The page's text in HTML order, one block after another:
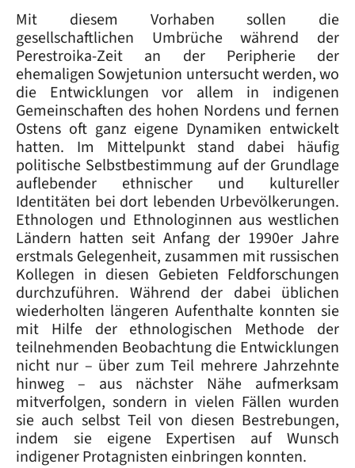
Mit diesem Vorhaben sollen die
gesellschaftlichen Umbrüche während der
Perestroika-Zeit an der Peripherie der
ehemaligen Sowjetunion untersucht werden, wo
die Entwicklungen vor allem in indigenen
Gemeinschaften des hohen Nordens und fernen
Ostens oft ganz eigene Dynamiken entwickelt
hatten. Im Mittelpunkt stand dabei häufig
politische Selbstbestimmung auf der Grundlage
auflebender ethnischer und kultureller
Identitäten bei dort lebenden Urbevölkerungen.
Ethnologen und Ethnologinnen aus westlichen
Ländern hatten seit Anfang der 1990er Jahre
erstmals Gelegenheit, zusammen mit russischen
Kollegen in diesen Gebieten Feldforschungen
durchzuführen. Während der dabei üblichen
wiederholten längeren Aufenthalte konnten sie
mit Hilfe der ethnologischen Methode der
teilnehmenden Beobachtung die Entwicklungen
nicht nur – über zum Teil mehrere Jahrzehnte
hinweg – aus nächster Nähe aufmerksam
mitverfolgen, sondern in vielen Fällen wurden
sie auch selbst Teil von diesen Bestrebungen,
indem sie eigene Expertisen auf Wunsch
indigener Protagnisten einbringen konnten.